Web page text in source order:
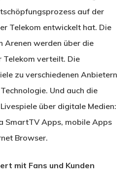
auf der
Telekom entwickelt hat. Die
Arenen werden über die
Telekom verteilt. Die
zu verschiedenen Anbietern
Und auch die
über digitale Medien:
SmartTV Apps, mobile Apps
Browser.
mit Fans und Kunden